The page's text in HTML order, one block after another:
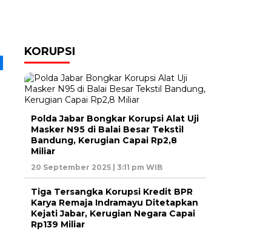
KORUPSI
Polda Jabar Bongkar Korupsi Alat Uji
Masker N95 di Balai Besar Tekstil
Bandung, Kerugian Capai Rp2,8
Miliar
20 September 2025 | 3:11 pm WIB
Tiga Tersangka Korupsi Kredit BPR
Karya Remaja Indramayu Ditetapkan
Kejati Jabar, Kerugian Negara Capai
Rp139 Miliar